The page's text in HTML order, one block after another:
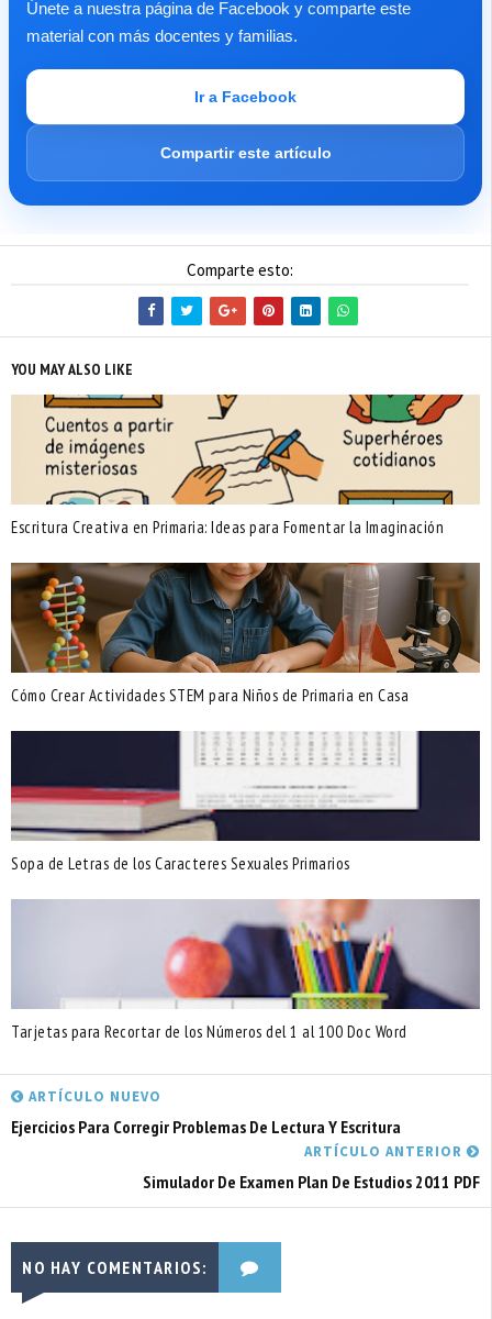
Únete a nuestra página de Facebook y comparte este
material con más docentes y familias.
Ir a Facebook
Compartir este artículo
Comparte esto:
YOU MAY ALSO LIKE
Escritura Creativa en Primaria: Ideas para Fomentar la Imaginación
Cómo Crear Actividades STEM para Niños de Primaria en Casa
Sopa de Letras de los Caracteres Sexuales Primarios
Tarjetas para Recortar de los Números del 1 al 100 Doc Word
ARTÍCULO NUEVO
Ejercicios Para Corregir Problemas De Lectura Y Escritura
ARTÍCULO ANTERIOR
Simulador De Examen Plan De Estudios 2011 PDF
NO HAY COMENTARIOS: